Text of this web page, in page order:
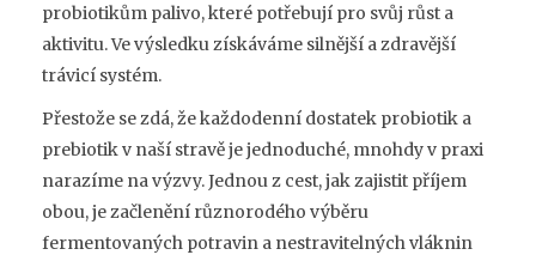
probiotikům palivo, které potřebují pro svůj růst a
aktivitu. Ve výsledku získáváme silnější a zdravější
trávicí systém.
Přestože se zdá, že každodenní dostatek probiotik a
prebiotik v naší stravě je jednoduché, mnohdy v praxi
narazíme na výzvy. Jednou z cest, jak zajistit příjem
obou, je začlenění různorodého výběru
fermentovaných potravin a nestravitelných vláknin